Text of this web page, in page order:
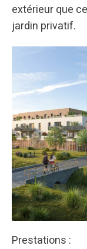
extérieur que
jardin privatif.
Prestations :